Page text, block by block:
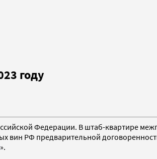
году
Федерации. В штаб-квартире
вин РФ предварительной
».